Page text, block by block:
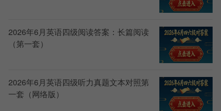
2026年6月英语四级阅读答案：长篇阅读
（第一套）
2026年6月英语四级听力真题文本对照第
一套（网络版）